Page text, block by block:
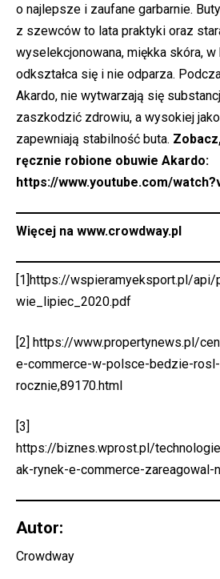
o najlepsze i zaufane garbarnie.
z szewców to lata praktyki oraz
wyselekcjonowana, miękka skóra,
odkształca się i nie odparza.
Akardo, nie wytwarzają się
zaszkodzić zdrowiu, a wysokiej
zapewniają stabilność buta.
ręcznie robione obuwie Akardo:
https://www.youtube.com/
Więcej na www.crowdway.pl
[1]https://wspieramyeksport.pl/
wie_lipiec_2020.pdf
[2] https://www.propertynews.pl/
e-commerce-w-polsce-bedzie-
rocznie,89170.html
[3]
https://biznes.wprost.pl/
ak-rynek-e-commerce-zareagowal-
Autor:
Crowdway